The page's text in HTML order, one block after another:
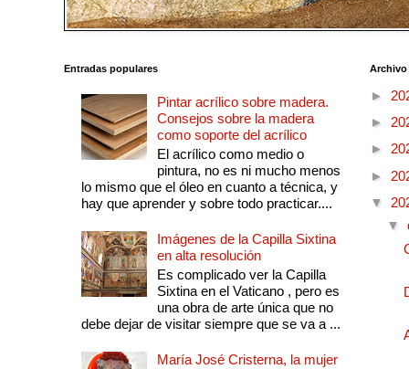
Entradas populares
Pintar acrílico sobre madera.
Consejos sobre la madera
como soporte del acrílico
El acrílico como medio o
pintura, no es ni mucho menos
lo mismo que el óleo en cuanto a técnica, y
hay que aprender y sobre todo practicar....
Imágenes de la Capilla Sixtina
en alta resolución
Es complicado ver la Capilla
Sixtina en el Vaticano , pero es
una obra de arte única que no
debe dejar de visitar siempre que se va a ...
María José Cristerna, la mujer
►
►
►
►
▼
▼